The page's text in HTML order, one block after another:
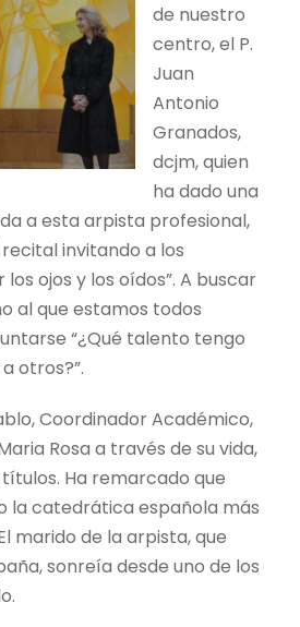
de nuestro
centro, el P.
Juan
Antonio
Granados,
dcjm, quien
ha dado una
a esta arpista profesional,
invitando a los
ojos y los oídos”. A buscar
al que estamos todos
“¿Qué talento tengo
otros?”.
Coordinador Académico,
Rosa a través de su vida,
títulos. Ha remarcado que
la catedrática española más
marido de la arpista, que
sonreía desde uno de los